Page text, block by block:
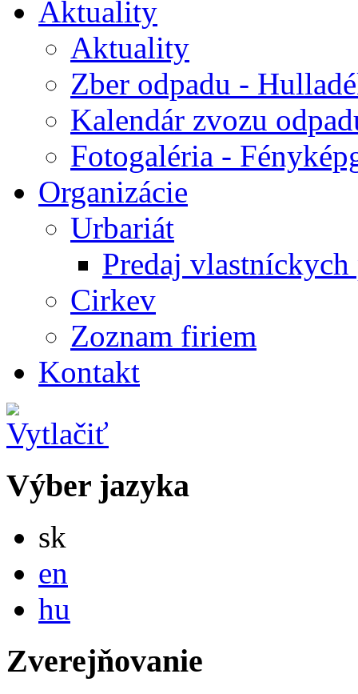
Aktuality
Aktuality
Zber odpadu -
Kalendár zvozu
Fotogaléria -
Organizácie
Urbariát
Predaj
Cirkev
Zoznam firiem
Kontakt
Výber jazyka
sk
en
hu
Zverejňovanie